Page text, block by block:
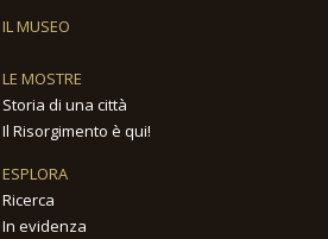
IL MUSEO
LE MOSTRE
Storia di una città
Il Risorgimento è qui!
ESPLORA
Ricerca
In evidenza